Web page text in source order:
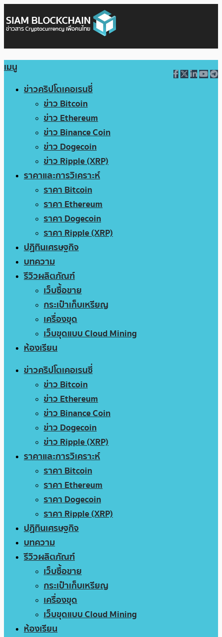
เมนู
ข่าวคริปโตเคอเรนซี่
ข่าว Bitcoin
ข่าว Ethereum
ข่าว Binance Coin
ข่าว Dogecoin
ข่าว Ripple (XRP)
ราคาและการวิเคราะห์
ราคา Bitcoin
ราคา Ethereum
ราคา Dogecoin
ราคา Ripple (XRP)
ปฏิทินเศรษฐกิจ
บทความ
รีวิวผลิตภัณฑ์
เว็บซื้อขาย
กระเป๋าเก็บเหรียญ
เครื่องขุด
เว็บขุดแบบ Cloud Mining
ห้องเรียน
ข่าวคริปโตเคอเรนซี่
ข่าว Bitcoin
ข่าว Ethereum
ข่าว Binance Coin
ข่าว Dogecoin
ข่าว Ripple (XRP)
ราคาและการวิเคราะห์
ราคา Bitcoin
ราคา Ethereum
ราคา Dogecoin
ราคา Ripple (XRP)
ปฏิทินเศรษฐกิจ
บทความ
รีวิวผลิตภัณฑ์
เว็บซื้อขาย
กระเป๋าเก็บเหรียญ
เครื่องขุด
เว็บขุดแบบ Cloud Mining
ห้องเรียน